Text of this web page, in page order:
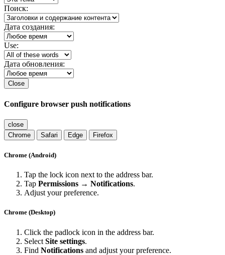
Поиск:
Дата создания:
Use:
Дата обновления:
Close
Configure browser push notifications
close
Chrome
Safari Edge Firefox
Chrome (Android)
Tap the lock icon next to the address bar.
Tap Permissions → Notifications.
Adjust your preference.
Chrome (Desktop)
Click the padlock icon in the address bar.
Select Site settings.
Find Notifications and adjust your preference.